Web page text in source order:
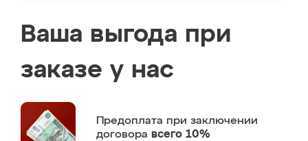
Ваша выгода при
заказе у нас
Предоплата при заключении
договора всего 10%